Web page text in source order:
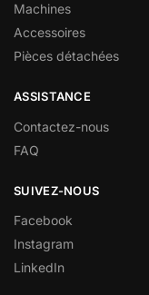
Machines
Accessoires
Pièces détachées
ASSISTANCE
Contactez-nous
FAQ
SUIVEZ-NOUS
Facebook
Instagram
LinkedIn